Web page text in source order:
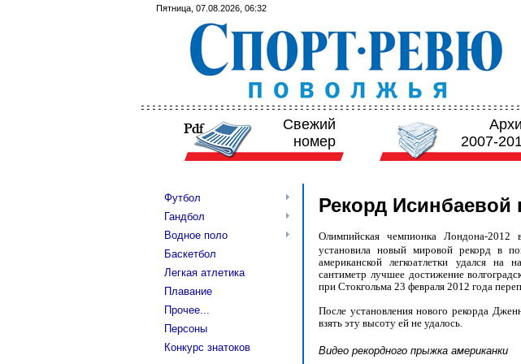
Пятница, 07.08.2026, 06:32
Свежий
номер
2007-
Футбол
Гандбол
Водное поло
Баскетбол
Легкая атлетика
Плавание
Прочее...
Персоны
Конкурс знатоков
Рекорд Исинбаевой
Олимпийская чемпионка Лондона-
установила новый мировой рекорд в
американской легкоатлетки удался
сантиметр лучшее достижение
при Стокгольма 23 февраля 2012 года
После установления нового рекорда
взять эту высоту ей не удалось.
Видео рекордного прыжка американки